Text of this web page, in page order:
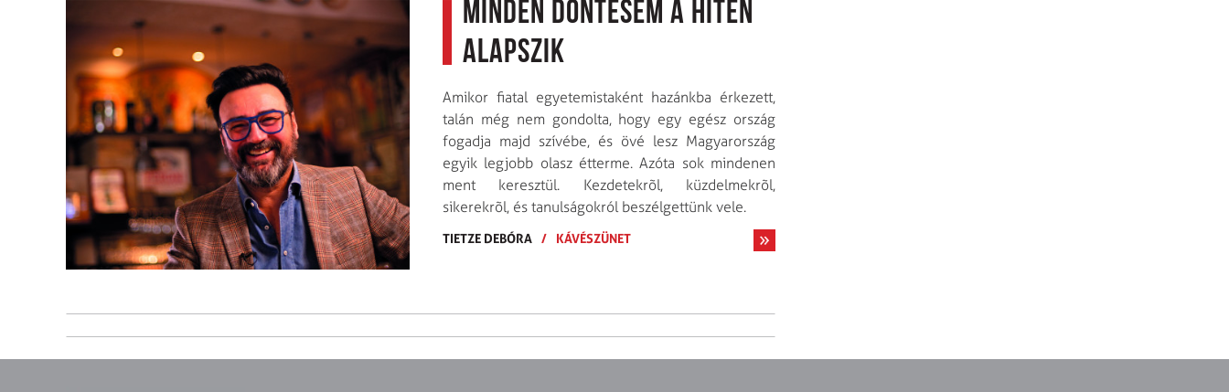
Minden döntésem a hiten
alapszik
Amikor fiatal egyetemistaként hazánkba érkezett,
talán még nem gondolta, hogy egy egész ország
fogadja majd szívébe, és övé lesz Magyarország
egyik legjobb olasz étterme. Azóta sok mindenen
ment keresztül. Kezdetekrõl, küzdelmekrõl,
sikerekrõl, és tanulságokról beszélgettünk vele.
TIETZE DEBÓRA / KÁVÉSZÜNET